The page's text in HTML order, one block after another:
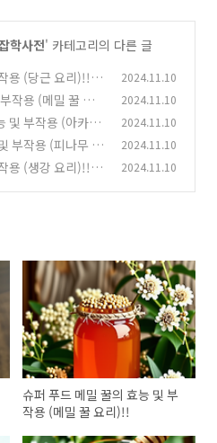
학사전' 카테고리의 다른 글
용 (당근 요리)!!
2024.11.10
작용 (메밀 꿀 요
2024.11.10
및 부작용 (아카시
2024.11.10
부작용 (피나무 꿀
2024.11.10
용 (생강 요리)!! 2024.11.10
슈퍼 푸드 메밀 꿀의 효능 및 부
작용 (메밀 꿀 요리)!!